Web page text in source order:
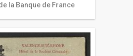
la Banque de France